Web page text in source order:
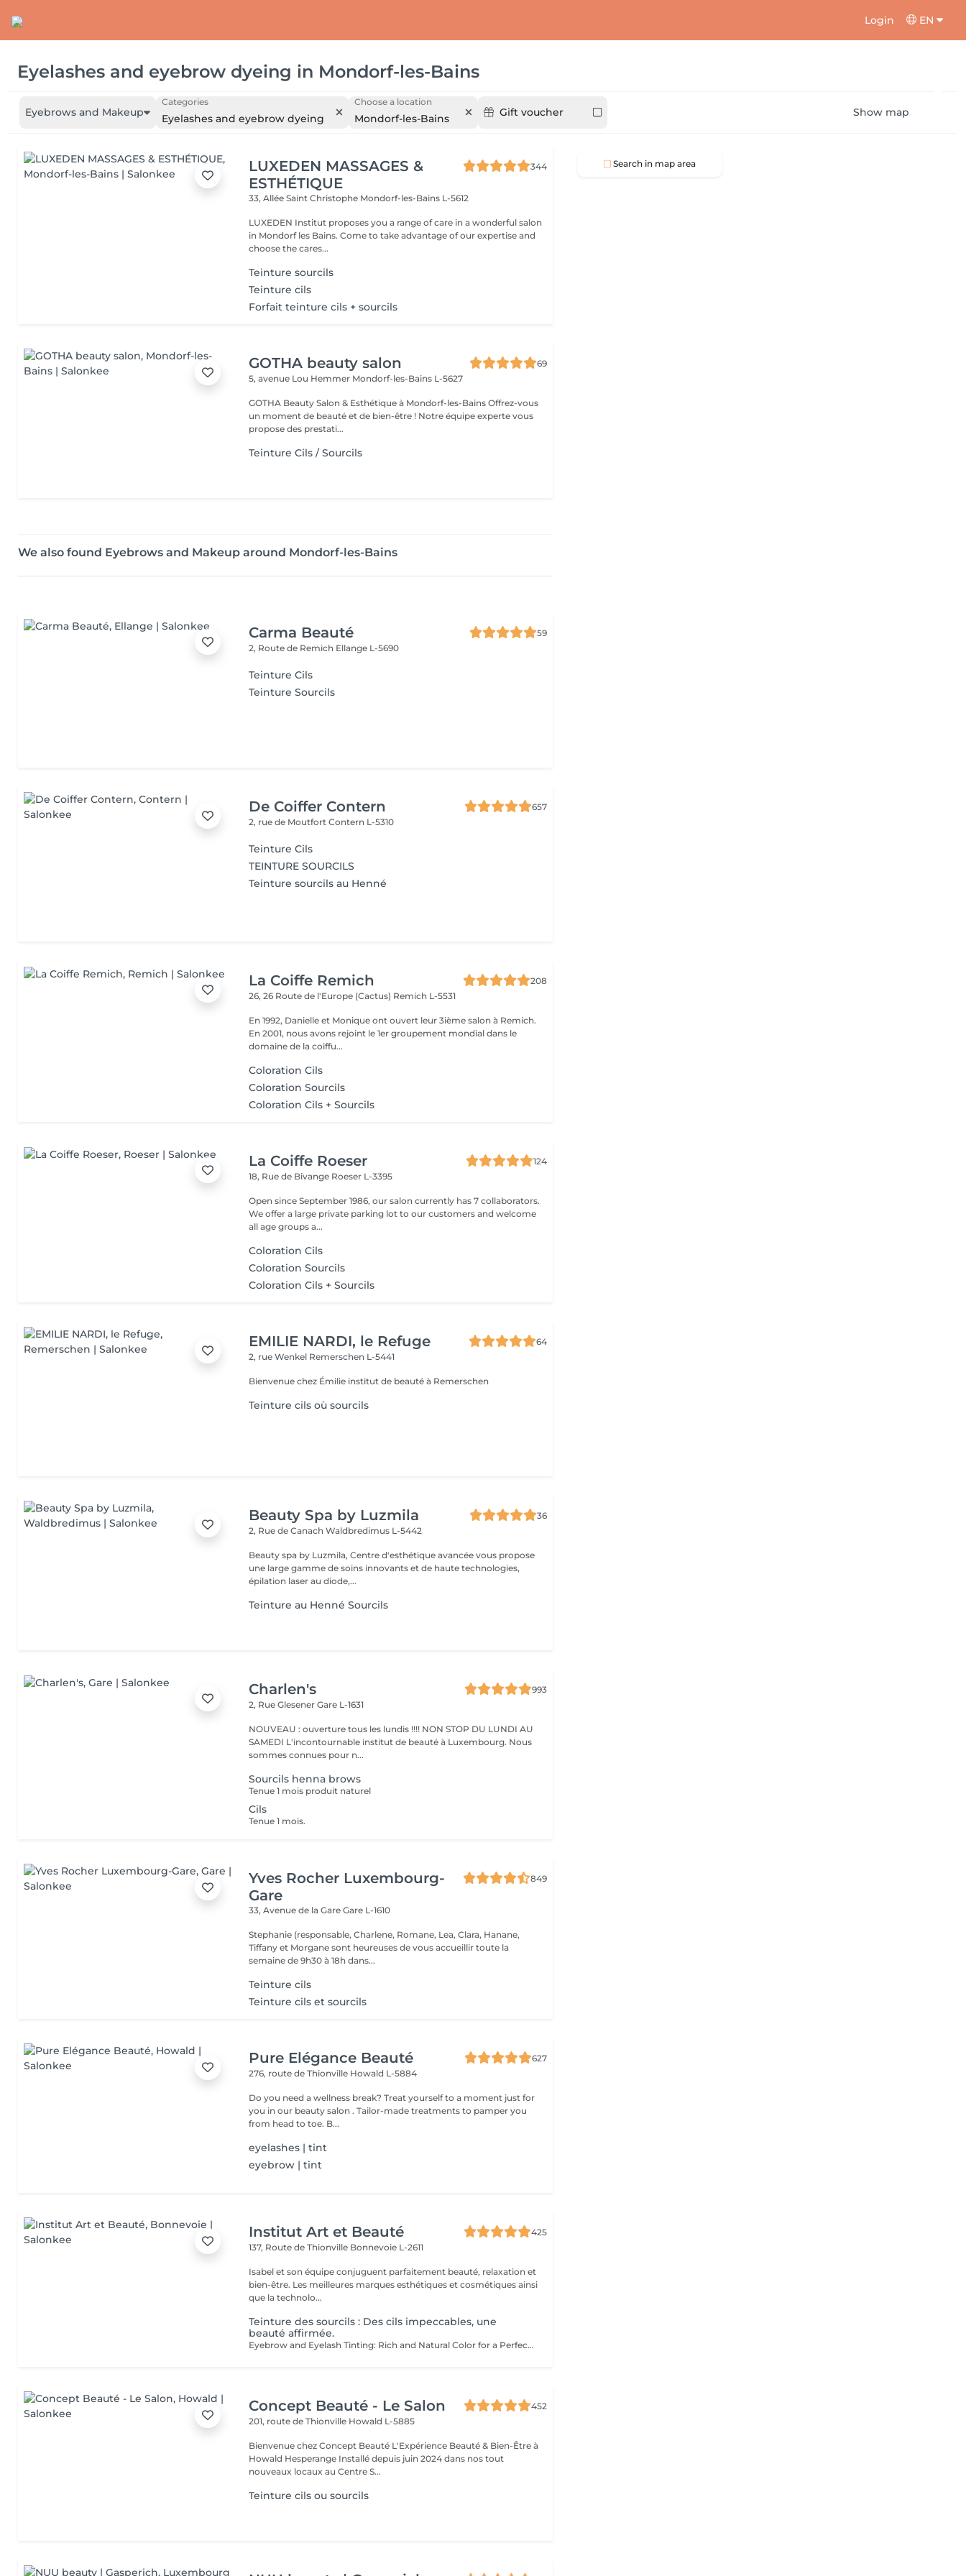
Login EN
Eyelashes and eyebrow dyeing in Mondorf-les-Bains
Eyebrows and Makeup
Categories
Eyelashes and eyebrow dyeing
Choose a location
Mondorf-les-Bains Gift voucher Show map
LUXEDEN MASSAGES &
ESTHÉTIQUE
344
33, Allée Saint Christophe Mondorf-les-Bains L-5612
LUXEDEN Institut proposes you a range of care in a wonderful salon
in Mondorf les Bains. Come to take advantage of our expertise and
choose the cares...
Teinture sourcils
Teinture cils
Forfait teinture cils + sourcils
GOTHA beauty salon
69
5, avenue Lou Hemmer Mondorf-les-Bains L-5627
GOTHA Beauty Salon & Esthétique à Mondorf-les-Bains Offrez-vous
un moment de beauté et de bien-être ! Notre équipe experte vous
propose des prestati...
Teinture Cils / Sourcils
We also found Eyebrows and Makeup around Mondorf-les-Bains
Carma Beauté
59
2, Route de Remich Ellange L-5690
Teinture Cils
Teinture Sourcils
De Coiffer Contern
657
2, rue de MoutfortContern L-5310
Teinture Cils
TEINTURE SOURCILS
Teinture sourcils au Henné
La Coiffe Remich
208
26, 26 Route de l'Europe (Cactus) Remich L-5531
En 1992, Danielle et Monique ont ouvert leur 3ième salon à Remich.
En 2001, nous avons rejoint le 1er groupement mondial dans le
domaine de la coiffu...
Coloration Cils
Coloration Sourcils
Coloration Cils + Sourcils
La Coiffe Roeser
124
18, Rue de Bivange Roeser L-3395
Open since September 1986, our salon currently has 7 collaborators.
We offer a large private parking lot to our customers and welcome
all age groups a...
Coloration Cils
Coloration Sourcils
Coloration Cils + Sourcils
EMILIE NARDI, le Refuge
64
2, rue Wenkel Remerschen L-5441
Bienvenue chez Émilie institut de beauté à Remerschen
Teinture cils où sourcils
Beauty Spa by Luzmila
36
2, Rue de CanachWaldbredimus L-5442
Beauty spa by Luzmila, Centre d'esthétique avancée vous propose
une large gamme de soins innovants et de haute technologies,
épilation laser au diode,...
Teinture au Henné Sourcils
Charlen's
993
2, Rue GlesenerGare L-1631
NOUVEAU : ouverture tous les lundis !!!! NON STOP DU LUNDI AU
SAMEDI L'incontournable institut de beauté à Luxembourg. Nous
sommes connues pour n...
Sourcils henna brows
Tenue 1 mois produit naturel
Cils
Tenue 1 mois.
Yves Rocher Luxembourg-
Gare
849
33, Avenue de la GareGare L-1610
Stephanie (responsable, Charlene, Romane, Lea, Clara, Hanane,
Tiffany et Morgane sont heureuses de vous accueillir toute la
semaine de 9h30 à 18h dans...
Teinture cils
Teinture cils et sourcils
Pure Elégance Beauté
627
276, route de Thionville Howald L-5884
Do you need a wellness break? Treat yourself to a moment just for
you in our beauty salon . Tailor-made treatments to pamper you
from head to toe. B...
eyelashes | tint
eyebrow | tint
Institut Art et Beauté
425
137, Route de Thionville Bonnevoie L-2611
Isabel et son équipe conjuguent parfaitement beauté, relaxation et
bien-être. Les meilleures marques esthétiques et cosmétiques ainsi
que la technolo...
Teinture des sourcils : Des cils impeccables, une
beauté affirmée.
Eyebrow and Eyelash Tinting: Rich and Natural Color for a Perfectly Defined and Long-Lasting Look Rich Color: Our tints provide intense, natural colors that enhance your eyebrows and eyelashes with deep, elegant shades. Perfect Definition: The formula is designed to define your eyebrows and eyelashes with precision, creating a perfectly structured and harmonious shape. Exceptional Longevity: Enjoy a long-lasting color that remains vibrant and resistant, ensuring a flawless look for an extended period. The tinting is carefully applied by our estheticians, ensuring a uniform and natural result. Indulge in the luxury of a perfectly defined look and highlight your eyes like never before.
Concept Beauté - Le Salon
452
201, route de Thionville Howald L-5885
Bienvenue chez Concept Beauté L'Expérience Beauté & Bien-Être à
Howald Hesperange Installé depuis juin 2024 dans nos tout
nouveaux locaux au Centre S...
Teinture cils ou sourcils
Search in map area